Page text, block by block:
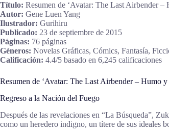
Título: Resumen de ‘Avatar: The Last Airbender –
Autor: Gene Luen Yang
Ilustrador: Gurihiru
Publicado: 23 de septiembre de 2015
Páginas: 76 páginas
Géneros: Novelas Gráficas, Cómics, Fantasía,
Calificación: 4.4/5 basado en 6,245 calificaciones
Resumen de ‘Avatar: The Last Airbender – Humo y
Regreso a la Nación del Fuego
Después de las revelaciones en “La Búsqueda”,
como un heredero indigno, un títere de sus ideales